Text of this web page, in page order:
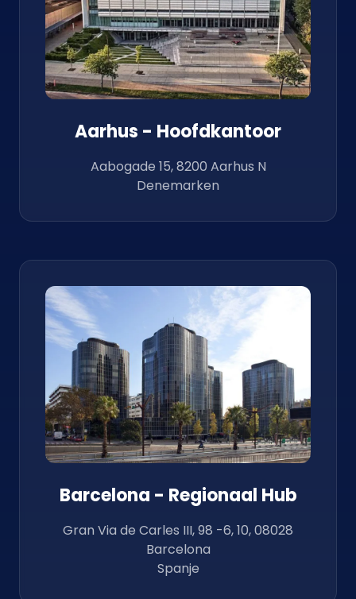
Aarhus - Hoofdkantoor
Aabogade 15, 8200 Aarhus N
Denemarken
Barcelona - Regionaal Hub
Gran Via de Carles III, 98 -6, 10, 08028
Barcelona
Spanje